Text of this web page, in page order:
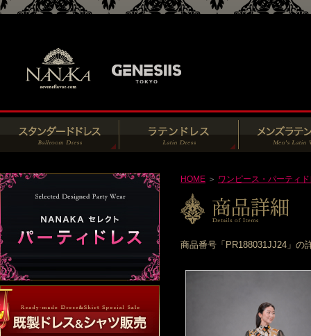
HOME ＞ ワンピース・パーティ
商品番号「PR188031JJ24」の